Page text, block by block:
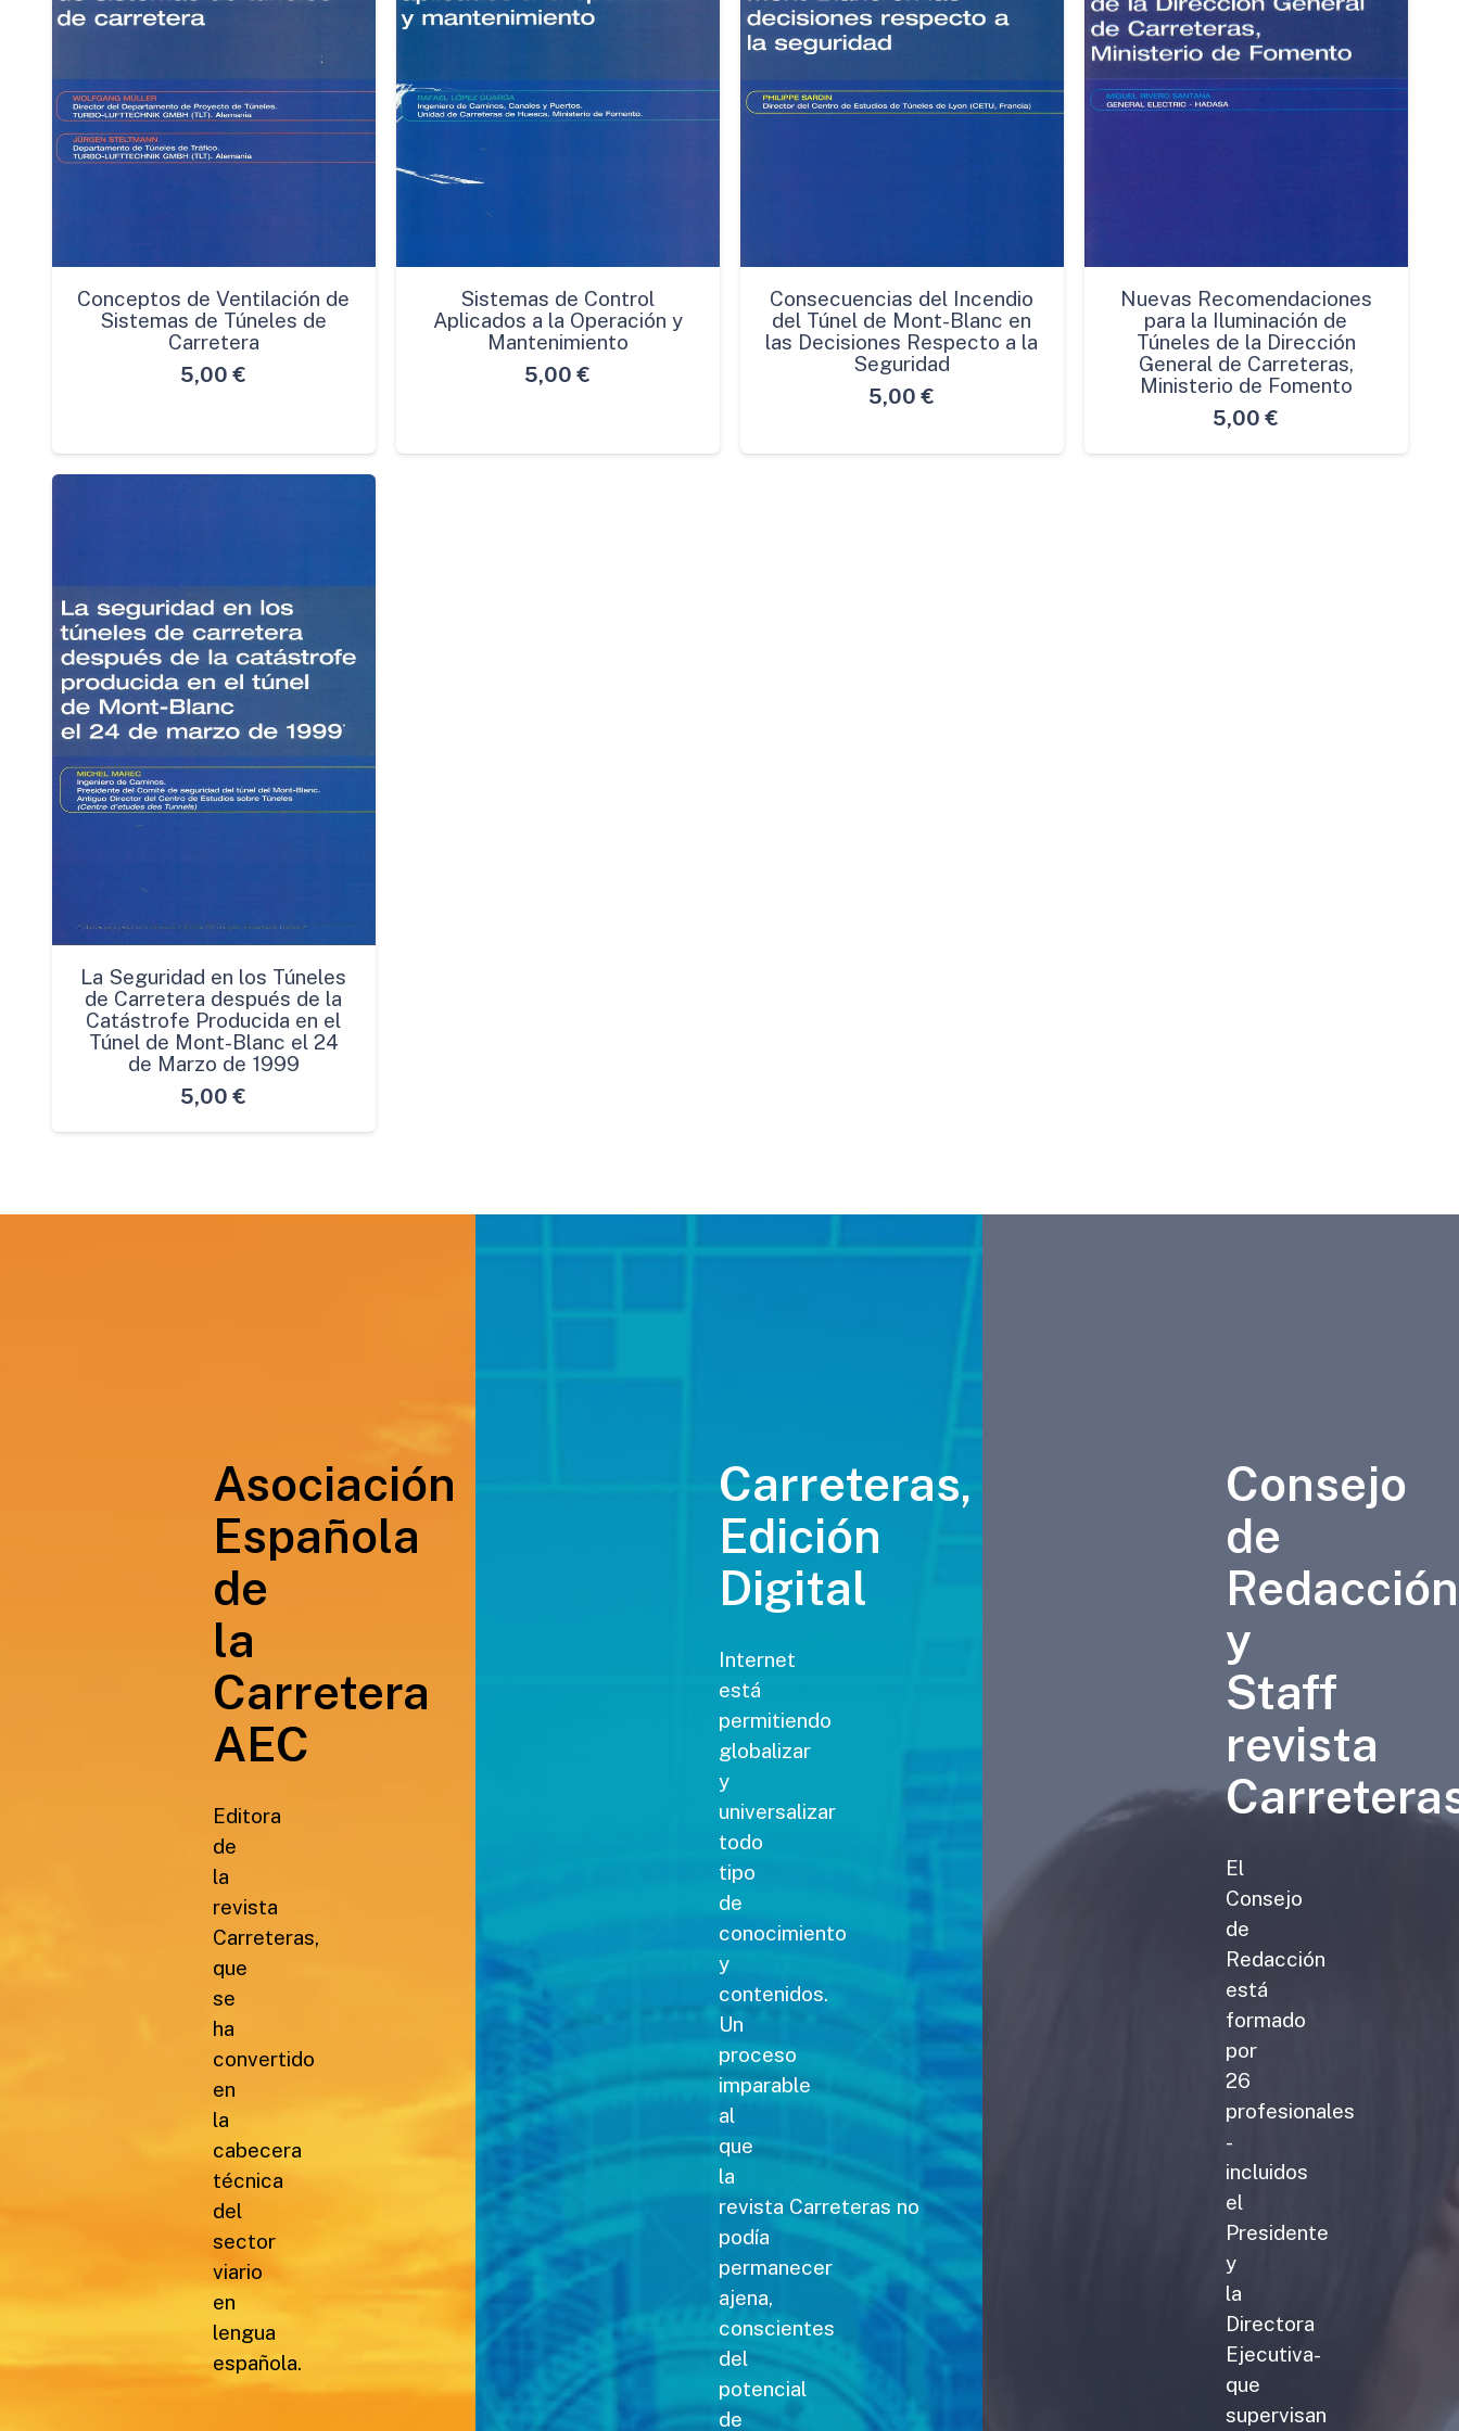
Conceptos de Ventilación de
Sistemas de Túneles de
Carretera
5,00 €
Sistemas de Control
Aplicados a la Operación y
Mantenimiento
5,00 €
Consecuencias del Incendio
del Túnel de Mont-Blanc en
las Decisiones Respecto a la
Seguridad
5,00 €
Nuevas Recomendaciones
para la Iluminación de
Túneles de la Dirección
General de Carreteras,
Ministerio de Fomento
5,00 €
La Seguridad en los Túneles
de Carretera después de la
Catástrofe Producida en el
Túnel de Mont-Blanc el 24
de Marzo de 1999
5,00 €
Asociación
Española
de
la
Carretera
AEC
Editora
de
la
revista
Carreteras,
que
se
ha
convertido
en
la
cabecera
técnica
del
sector
viario
en
lengua
española.
Carreteras,
Edición
Digital
Internet
está
permitiendo
globalizar
y
universalizar
todo
tipo
de
conocimiento
y
contenidos.
Un
proceso
imparable
al
que
la
revista Carreteras no
podía
permanecer
ajena,
conscientes
del
potencial
de
Consejo
de
Redacción
y
Staff
revista
El
Consejo
de
Redacción
está
formado
por
26
profesionales
-
incluidos
el
Presidente
y
la
Directora
Ejecutiva-
que
supervisan